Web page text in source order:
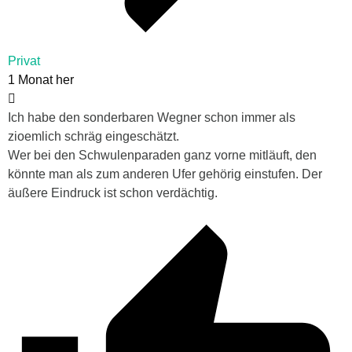
Privat
1 Monat her
Ich habe den sonderbaren Wegner schon immer als
zioemlich schräg eingeschätzt.
Wer bei den Schwulenparaden ganz vorne mitläuft, den
könnte man als zum anderen Ufer gehörig einstufen. Der
äußere Eindruck ist schon verdächtig.